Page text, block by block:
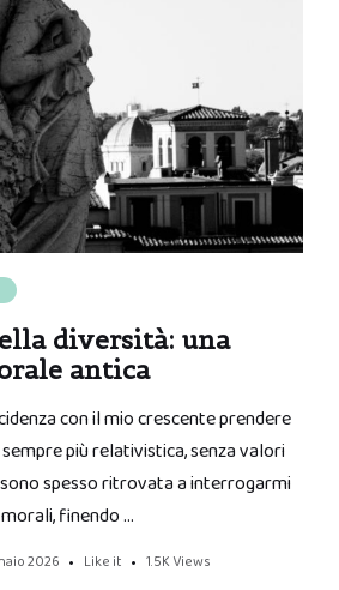
diversità: una
antica
con il mio crescente prendere
più relativistica, senza valori
spesso ritrovata a interrogarmi
finendo …
2026 Like it 1.5K Views